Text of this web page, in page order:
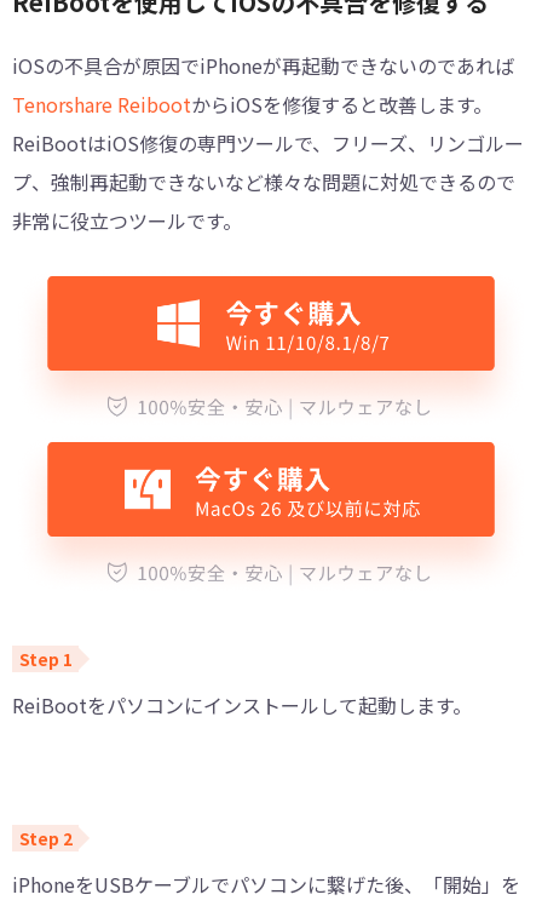
iOSの不具合が原因でiPhoneが再起動できないのであれば
Tenorshare ReibootからiOSを修復すると改善します。
ReiBootはiOS修復の専門ツールで、フリーズ、リンゴルー
プ、強制再起動できないなど様々な問題に対処できるので
非常に役立つツールです。
ReiBootをパソコンにインストールして起動します。
iPhoneをUSBケーブルでパソコンに繋げた後、「開始」を